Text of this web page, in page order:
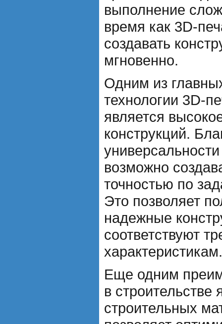
выполнение
время как 3D-
создавать
мгновенно.
Одним из
технологии 3D-
является
конструкций.
возможно
точностью по
Это позволяет
надежные
соответствуют
характеристикам.
Еще одним
в строительстве
строительных